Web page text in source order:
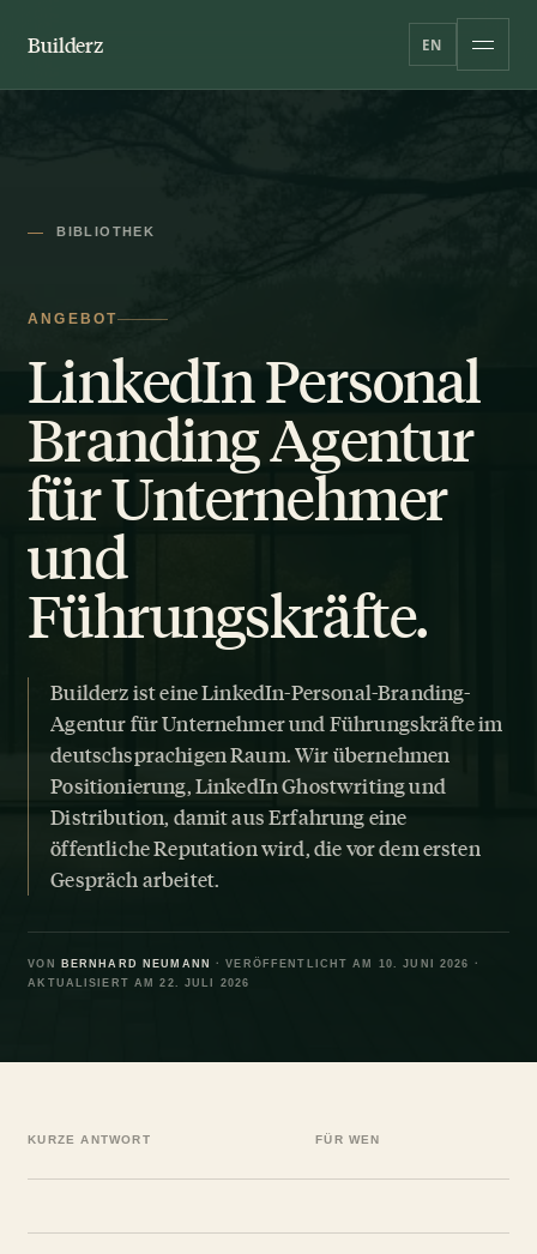
Builderz EN
BIBLIOTHEK
ANGEBOT
LinkedIn Personal
Branding Agentur
für Unternehmer
und
Führungskräfte.
Builderz ist eine LinkedIn-Personal-Branding-
Agentur für Unternehmer und Führungskräfte im
deutschsprachigen Raum. Wir übernehmen
Positionierung, LinkedIn Ghostwriting und
Distribution, damit aus Erfahrung eine
öffentliche Reputation wird, die vor dem ersten
Gespräch arbeitet.
VON BERNHARD NEUMANN · VERÖFFENTLICHT AM 10. JUNI 2026 ·
AKTUALISIERT AM 22. JULI 2026
KURZE ANTWORT FÜR WEN